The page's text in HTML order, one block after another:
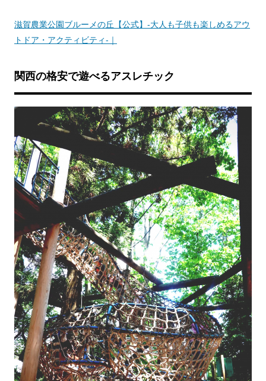
滋賀農業公園ブルーメの丘【公式】-大人も子供も楽しめるアウ
トドア・アクティビティ-｜
関西の格安で遊べるアスレチック